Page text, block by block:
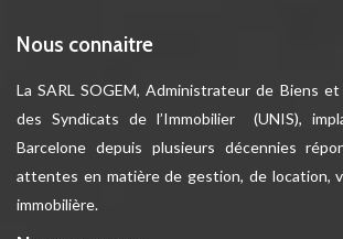
Nous connaitre
La SARL SOGEM, Administrateur de Biens et
des Syndicats de l’Immobilier (UNIS),
Barcelone depuis plusieurs décennies
attentes en matière de gestion, de location,
immobilière.